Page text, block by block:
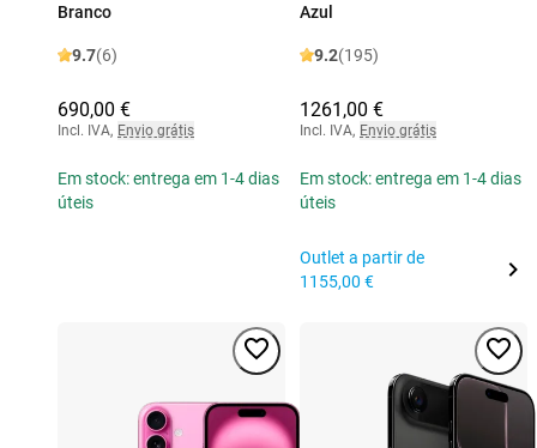
Branco
9.7(6)
690,00 €
Incl. IVA, Envio grátis
Em stock: entrega em 1-4 dias
úteis
Azul
9.2(195)
1261,00 €
Incl. IVA, Envio grátis
Em stock: entrega em 1-4 dias
úteis
Outlet a partir de
1155,00 €